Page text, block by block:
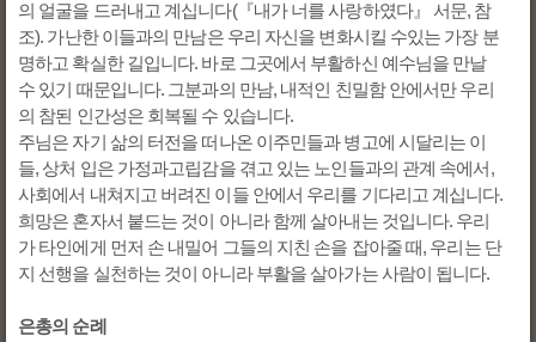
의 얼굴을 드러내고 계십니다(『내가 너를 사랑하였다』 서문, 참
조). 가난한 이들과의 만남은 우리 자신을 변화시킬 수있는 가장 분
명하고 확실한 길입니다. 바로 그곳에서 부활하신 예수님을 만날
수 있기 때문입니다. 그분과의 만남, 내적인 친밀함 안에서만 우리
의 참된 인간성은 회복될 수 있습니다.
주님은 자기 삶의 터전을 떠나온 이주민들과 병고에 시달리는 이
들, 상처 입은 가정과고립감을 겪고 있는 노인들과의 관계 속에서,
사회에서 내쳐지고 버려진 이들 안에서 우리를 기다리고 계십니다.
희망은 혼자서 붙드는 것이 아니라 함께 살아내는 것입니다. 우리
가 타인에게 먼저 손 내밀어 그들의 지친 손을 잡아줄 때, 우리는 단
지 선행을 실천하는 것이 아니라 부활을 살아가는 사람이 됩니다.
은총의 순례